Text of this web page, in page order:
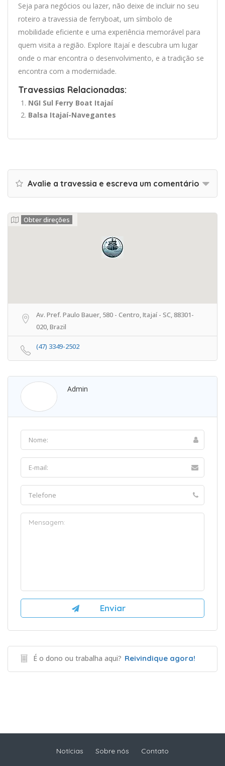
Seja para negócios ou lazer, não deixe de incluir no seu
roteiro a travessia de ferryboat, um símbolo de
mobilidade eficiente e uma experiência memorável para
quem visita a região. Explore Itajaí e descubra um lugar
onde o mar encontra o desenvolvimento, e a tradição se
encontra com a modernidade.
Travessias Relacionadas:
NGI Sul Ferry Boat Itajaí
Balsa Itajaí-Navegantes
Avalie a travessia e escreva um comentário
Obter direções
Av. Pref. Paulo Bauer, 580 - Centro, Itajaí - SC, 88301-
020, Brazil
(47) 3349-2502
Admin
É o dono ou trabalha aqui? Reivindique agora!
Notícias Sobre nós Contato